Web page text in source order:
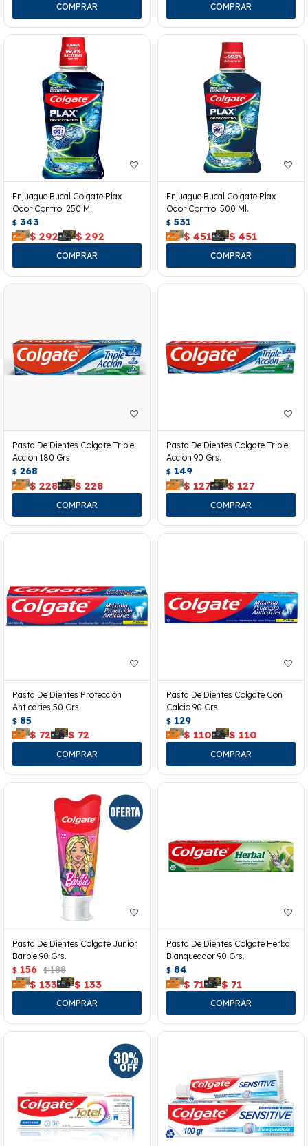
Enjuague Bucal Colgate Plax
Odor Control 250 Ml.
$ 343
$ 292 $ 292
Enjuague Bucal Colgate Plax
Odor Control 500 Ml.
$ 531
$ 451 $ 451
Pasta De Dientes Colgate Triple
Accion 180 Grs.
$ 268
$ 228 $ 228
Pasta De Dientes Colgate Triple
Accion 90 Grs.
$ 149
$ 127 $ 127
Pasta De Dientes Protección
Anticaries 50 Grs.
$ 85
$ 72 $ 72
Pasta De Dientes Colgate Con
Calcio 90 Grs.
$ 129
$ 110 $ 110
Pasta De Dientes Colgate Junior
Barbie 90 Grs.
$ 156 $ 188
$ 133 $ 133
Pasta De Dientes Colgate Herbal
Blanqueador 90 Grs.
$ 84
$ 71 $ 71